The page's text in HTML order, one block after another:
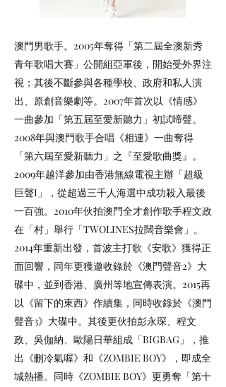
澳門男歌手。2005年奪得「第二屆全澳新秀
青年歌唱大賽」公開組亞軍後，開始受外界注
視；其後不斷參與各種學校、政府和私人演
出、原創音樂劇等。2007年首次以《情感》
一曲參加「第五屆至愛新聽力」初試啼聲。
2008年與澳門歌手合唱《相連》一曲奪得
「第六屆至愛新聽力」之『至愛歌曲獎』。
2009年越洋參加由香港無線電視主辦「超級
巨聲I」，從超過三千人海選中成功殺入最後
一百強。2010年伙拍澳門全才創作歌手程文政
在「村」舉行「TWOLINES拉闊音樂會」。
2014年重新出發，首波主打歌《安歌》獲得正
面回響，同年更獲邀收錄於《澳門聲音2》大
碟中，並到香港、廣州等地宣傳表演。2015再
以《留下的東西》作續集，同時收錄於《澳門
聲音3》大碟中。其後更伙拍彭永琛、程文
政、吳伽納、歐陽日華組成「BIGBAG」，推
出《刪冷氣喔》和《ZOMBIE BOY》，即成全
城熱播。同時《ZOMBIE BOY》更勇奪「第十